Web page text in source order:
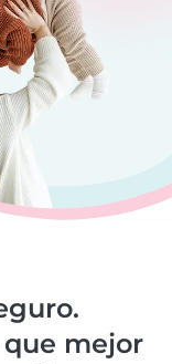
mejor